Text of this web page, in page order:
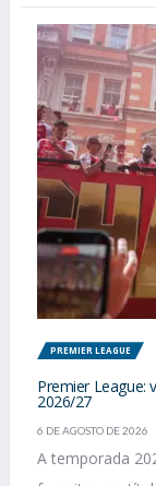
PREMIER LEAGUE
Premier League:
2026/27
6 DE AGOSTO DE 2026
A temporada